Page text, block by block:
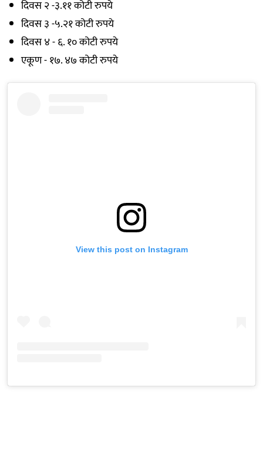
दिवस २ -३.११ कोटी रुपये
दिवस ३ -५.२१ कोटी रुपये
दिवस ४ - ६. १० कोटी रुपये
एकूण - १७. ४७ कोटी रुपये
View this post on Instagram